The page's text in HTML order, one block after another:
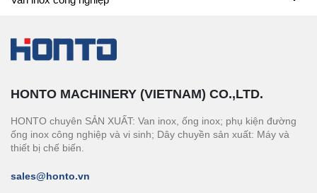
HONTO MACHINERY (VIETNAM) CO.,LTD.
HONTO chuyên SẢN XUẤT: Van inox, ống inox; phụ kiện đường
ống inox công nghiệp và vi sinh; Dây chuyền sản xuất: Máy và
thiết bị chế biến.
sales@honto.vn